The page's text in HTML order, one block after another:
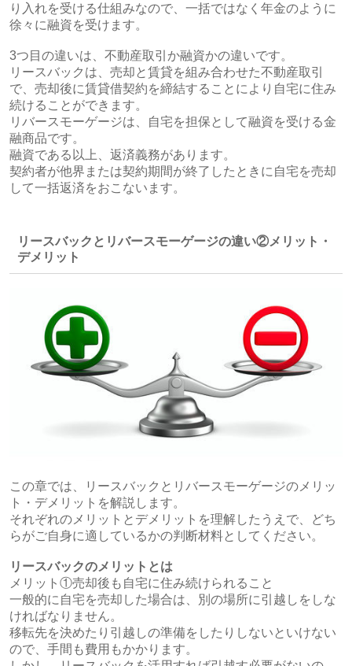
り入れを受ける仕組みなので、一括ではなく年金のように
徐々に融資を受けます。
3つ目の違いは、不動産取引か融資かの違いです。
リースバックは、売却と賃貸を組み合わせた不動産取引
で、売却後に賃貸借契約を締結することにより自宅に住み
続けることができます。
リバースモーゲージは、自宅を担保として融資を受ける金
融商品です。
融資である以上、返済義務があります。
契約者が他界または契約期間が終了したときに自宅を売却
して一括返済をおこないます。
リースバックとリバースモーゲージの違い②メリット・
デメリット
この章では、リースバックとリバースモーゲージのメリッ
ト・デメリットを解説します。
それぞれのメリットとデメリットを理解したうえで、どち
らがご自身に適しているかの判断材料としてください。
リースバックのメリットとは
メリット①売却後も自宅に住み続けられること
一般的に自宅を売却した場合は、別の場所に引越しをしな
ければなりません。
移転先を決めたり引越しの準備をしたりしないといけない
ので、手間も費用もかかります。